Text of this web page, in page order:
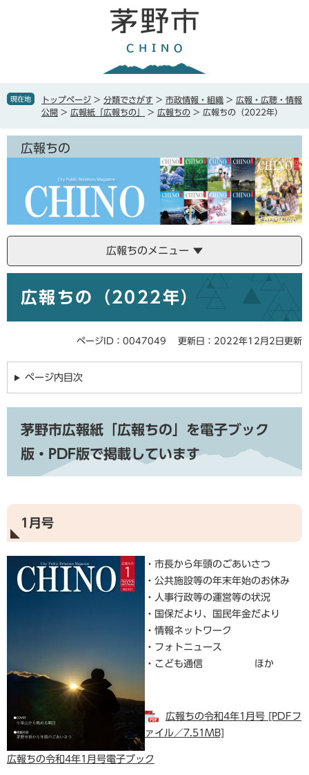
で
ば
本
現在地 トップページ > 分類でさがす > 市政情報・組織 > 広報・広聴・情報
公開 > 広報紙「広報ちの」 > 広報ちの > 広報ちの（2022年）
広報ちの
広報ちのメニュー
広報ちの（2022年）
ページID：0047049 更新日：2022年12月2日更新
ページ内目次
茅野市広報紙「広報ちの」を電子ブック
版・PDF版で掲載しています
1月号
・市長から年頭のごあいさつ
・公共施設等の年末年始のお休み
・人事行政等の運営等の状況
・国保だより、国民年金だより
・情報ネットワーク
・フォトニュース
・こども通信 ほか
広報ちの令和4年1月号 [PDFフ
ァイル／7.51MB]
広報ちの令和4年1月号電子ブック